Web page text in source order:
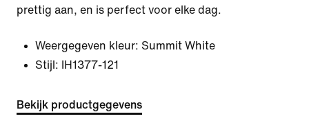
prettig aan, en is perfect voor elke dag.
Weergegeven kleur: Summit White
Stijl:
IH1377-121
Bekijk productgegevens